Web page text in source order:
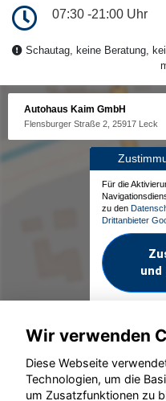
07:30 -21:00 Uhr
Schautag, keine Beratung,
Autohaus Kaim GmbH
Flensburger Straße 2, 25917 Leck
Für die
zu den
Drittanbieter
und
©
Wir verwenden
Diese Webseite
Technologien, um die
um Zusatzfunktionen zu